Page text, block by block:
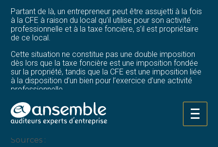
Aller
au
Partant de là, un entrepreneur peut être assujetti à la fois
à la CFE à raison du local qu’il utilise pour son activité
professionnelle et à la taxe foncière, s’il est propriétaire
de ce local.
Cette situation ne constitue pas une double imposition
dès lors que la taxe foncière est une imposition fondée
sur la propriété, tandis que la CFE est une imposition liée
à la disposition d’un bien pour l’exercice d’une activité
professionnelle.
Par conséquent, un local peut servir de base de calcul à
plusieurs taxes dès lors que les modalités de calcul de
ces taxes et la qualité du redevable sont différentes.
Sources :